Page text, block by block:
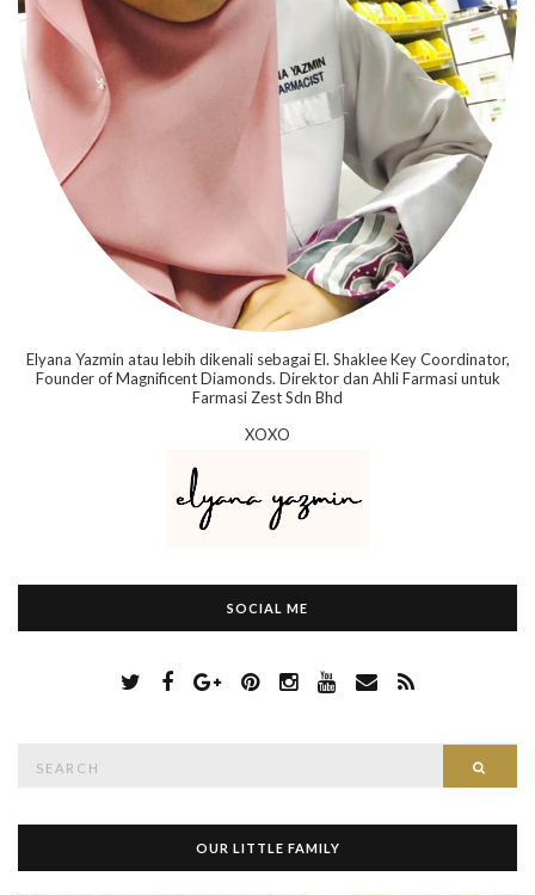
Elyana Yazmin atau lebih dikenali sebagai El. Shaklee Key Coordinator,
Founder of Magnificent Diamonds. Direktor dan Ahli Farmasi untuk
Farmasi Zest Sdn Bhd
XOXO
SOCIAL ME
c
f
OUR LITTLE FAMILY